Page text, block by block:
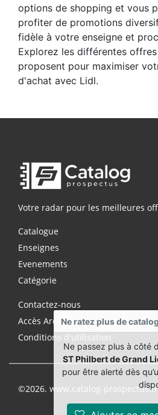
Ne ratez plus de
Ne passez plus à côté
ST Philbert de Grand
pour être alerté dès
options de shopping et vous
profiter de promotions
fidèle à votre enseigne et
Explorez les différentes
proposent pour maximiser
d'achat avec Lidl.
Votre radar pour les meilleures
Catalogue
Enseignes
Evenements
Catégorie
Contactez-nous
Accès Archives Premium
Conditions d'utilisation
©2026. www.catalog-prospectus.fr